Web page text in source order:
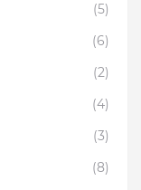
(5)
(6)
(2)
(4)
(3)
(8)